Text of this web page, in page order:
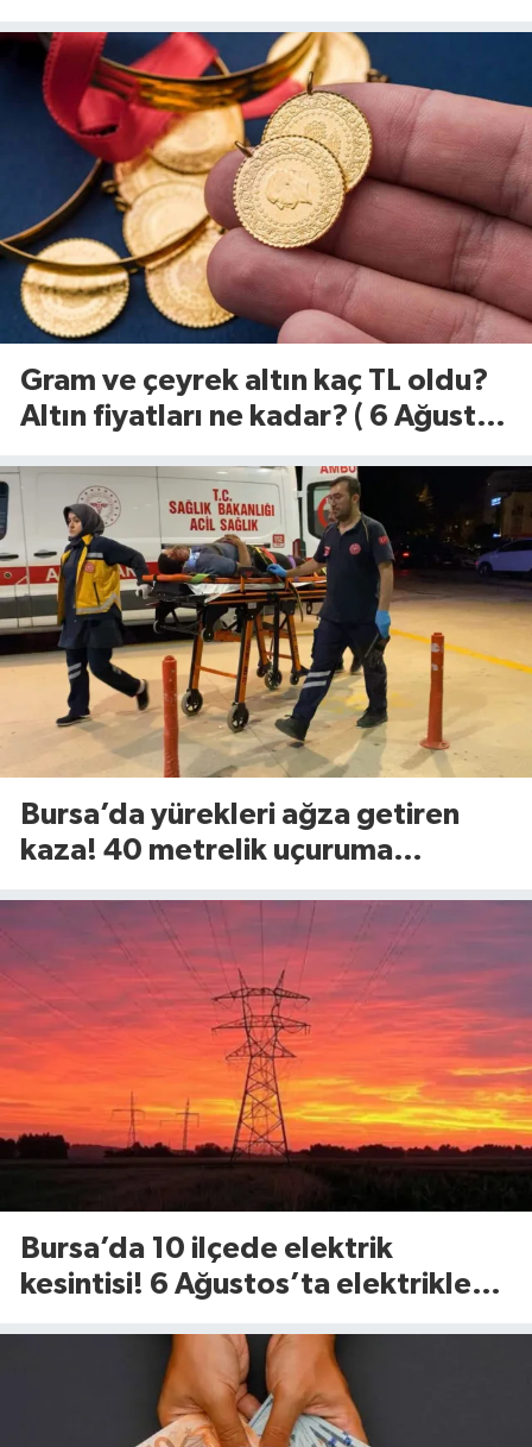
Gram ve çeyrek altın kaç TL oldu?
Altın fiyatları ne kadar? ( 6 Ağustos
Bursa’da yürekleri ağza getiren
kaza! 40 metrelik uçuruma
Bursa’da 10 ilçede elektrik
kesintisi! 6 Ağustos’ta elektrikler